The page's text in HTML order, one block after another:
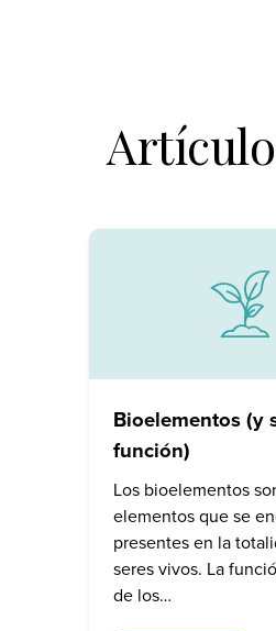
Bioelementos (y
función)
Los bioelementos
elementos que se
presentes en la
seres vivos. La
de los…